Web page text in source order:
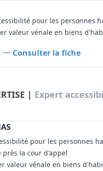
pour les personnes
valeur vénale en biens
Consulter la fiche
| Expert
pour les personnes
près la cour d'appel
valeur vénale en biens